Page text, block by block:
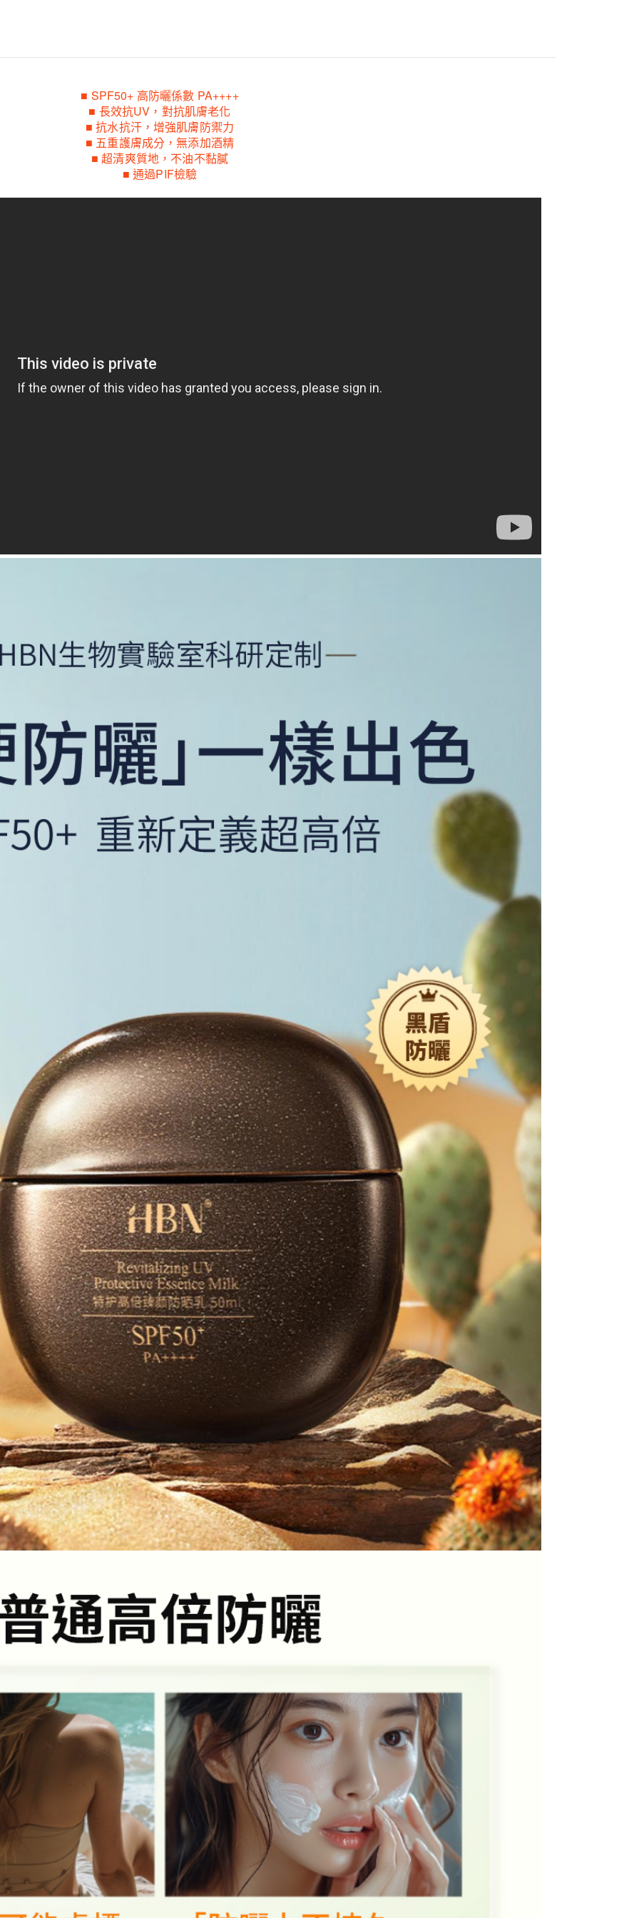
■ SPF50+ 高防曬係數 PA++++
■ 長效抗UV，對抗肌膚老化
■ 抗水抗汗，增強肌膚防禦力
■ 五重護膚成分，無添加酒精
■ 超清爽質地，不油不黏膩
■ 通過PIF檢驗